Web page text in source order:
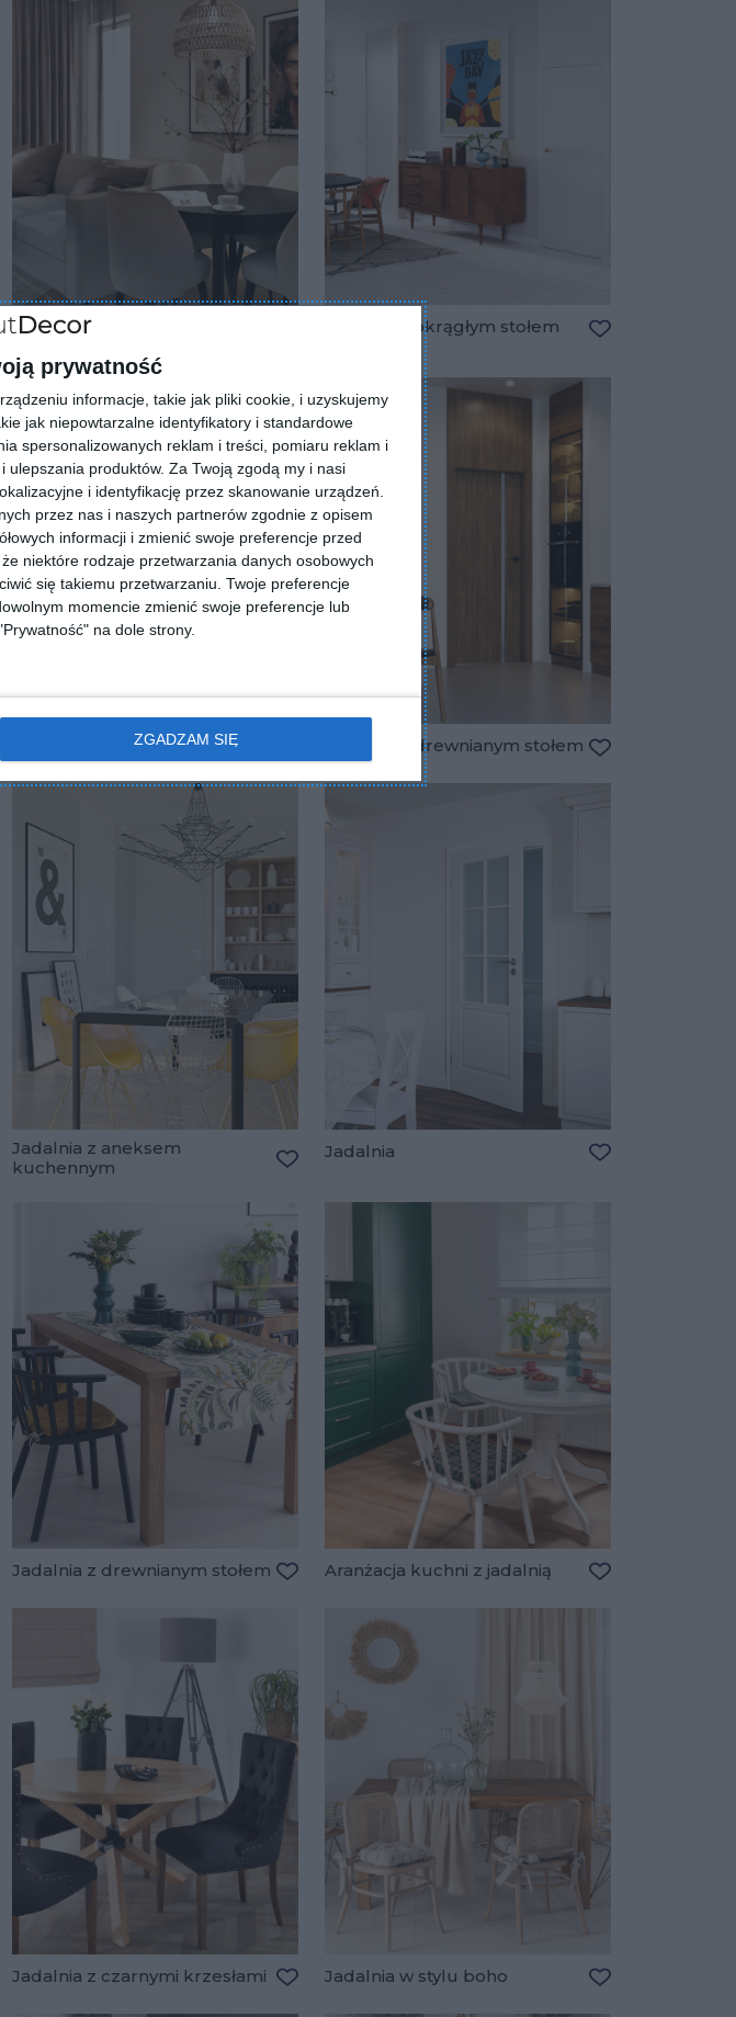
prywatność
informacje, takie jak pliki cookie, i uzyskujemy
jak niepowtarzalne identyfikatory i standardowe
spersonalizowanych reklam i treści, pomiaru reklam i
ulepszania produktów. Za Twoją zgodą my i nasi
i identyfikację przez skanowanie urządzeń.
przez nas i naszych partnerów zgodnie z opisem
informacji i zmienić swoje preferencje przed
niektóre rodzaje przetwarzania danych osobowych
się takiemu przetwarzaniu. Twoje preferencje
momencie zmienić swoje preferencje lub
na dole strony.
ZGADZAM SIĘ
do ulubionych
Wizualizacja: jadalnia
Dodaj do ulubionych
Jadalnia z okrągłym stołem
Klasyczna jadalnia
Dodaj do ulubionych
Jadalnia z drewnianym stołem
do ulubionych
Jadalnia z aneksem
kuchennym
Jadalnia
Jadalnia z drewnianym stołem Aranżacja kuchni z jadalnią
Jadalnia z czarnymi krzesłami Jadalnia w stylu boho